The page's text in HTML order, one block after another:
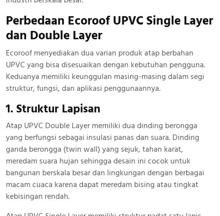
Perbedaan Ecoroof UPVC Single Layer
dan Double Layer
Ecoroof menyediakan dua varian produk atap berbahan
UPVC yang bisa disesuaikan dengan kebutuhan pengguna.
Keduanya memiliki keunggulan masing-masing dalam segi
struktur, fungsi, dan aplikasi penggunaannya.
1. Struktur Lapisan
Atap UPVC Double Layer memiliki dua dinding berongga
yang berfungsi sebagai insulasi panas dan suara. Dinding
ganda berongga (twin wall) yang sejuk, tahan karat,
meredam suara hujan sehingga desain ini cocok untuk
bangunan berskala besar dan lingkungan dengan berbagai
macam cuaca karena dapat meredam bising atau tingkat
kebisingan rendah.